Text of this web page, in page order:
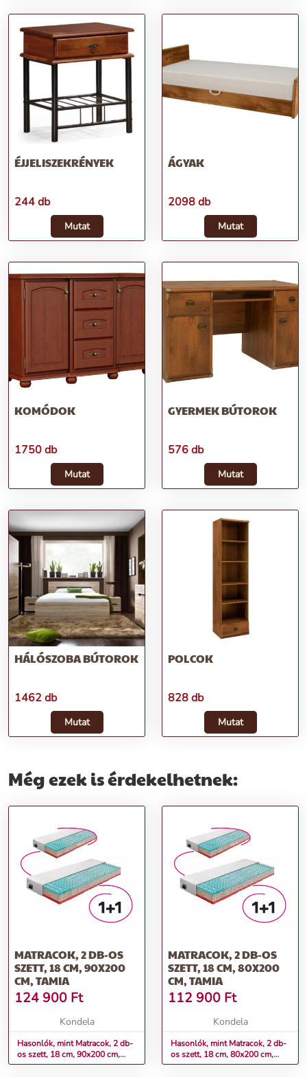
ÉJJELISZEKRÉNYEK
244 db
Mutat
ÁGYAK
2098 db
Mutat
KOMÓDOK
1750 db
Mutat
GYERMEK BÚTOROK
576 db
Mutat
HÁLÓSZOBA BÚTOROK
1462 db
Mutat
POLCOK
828 db
Mutat
Még ezek is érdekelhetnek:
MATRACOK, 2 DB-OS
SZETT, 18 CM, 90X200
CM, TAMIA
124 900 Ft
Kondela
Hasonlók, mint Matracok, 2 db-
os szett, 18 cm, 90x200 cm,
TAMIA
MATRACOK, 2 DB-OS
SZETT, 18 CM, 80X200
CM, TAMIA
112 900 Ft
Kondela
Hasonlók, mint Matracok, 2 db-
os szett, 18 cm, 80x200 cm,
TAMIA